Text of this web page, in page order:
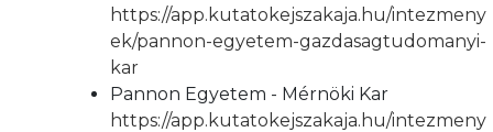
https://app.kutatokejszakaja.hu/intezmeny
ek/pannon-egyetem-gazdasagtudomanyi-
kar
Pannon Egyetem - Mérnöki Kar
https://app.kutatokejszakaja.hu/intezmeny